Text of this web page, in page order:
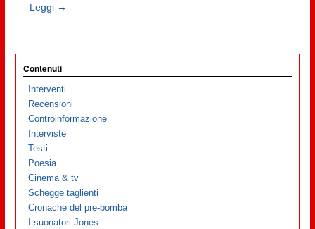
Leggi →
Contenuti
Interventi
Recensioni
Controinformazione
Interviste
Testi
Poesia
Cinema & tv
Schegge taglienti
Cronache del pre-bomba
I suonatori Jones